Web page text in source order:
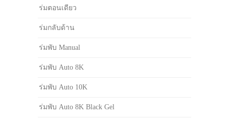
ร่มตอนเดียว
ร่มกลับด้าน
ร่มพับ Manual
ร่มพับ Auto 8K
ร่มพับ Auto 10K
ร่มพับ Auto 8K Black Gel